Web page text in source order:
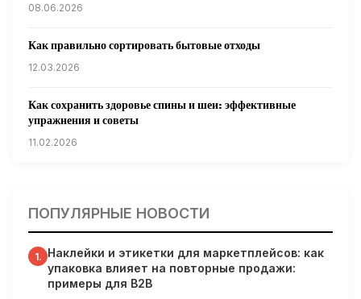
08.06.2026
Как правильно сортировать бытовые отходы
12.03.2026
Как сохранить здоровье спины и шеи: эффективные
упражнения и советы
11.02.2026
31.01.2026
Гарвардские ученые обнаружили сеть лимфатических
сосудов в мозге человека и мышей
31.01.2026
ПОПУЛЯРНЫЕ НОВОСТИ
1. Наклейки и этикетки для маркетплейсов: как
упаковка влияет на повторные продажи:
примеры для B2B